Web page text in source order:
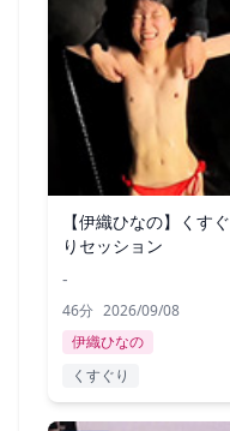
【伊織ひなの】くすぐ
りセッション
-
46分 2026/09/08
伊織ひなの
くすぐり